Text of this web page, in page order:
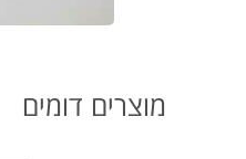
מוצרים דומים